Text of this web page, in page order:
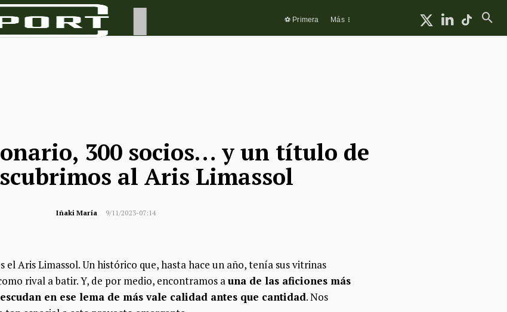
⚽ Primera Más
300 socios… y un título de
al Aris Limassol
Iñaki María 9/11/2023-07:14
el Aris Limassol. Un histórico que, hasta hace un año, tenía sus vitrinas
rival a batir. Y, de por medio, encontramos auna de las aficiones más
en ese lema de más vale calidad antes que cantidad. Nos